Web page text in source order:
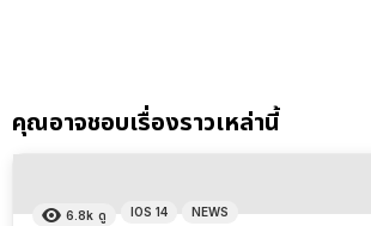
คุณอาจชอบเรื่องราวเหล่านี้
6.8k ดู IOS 14 NEWS